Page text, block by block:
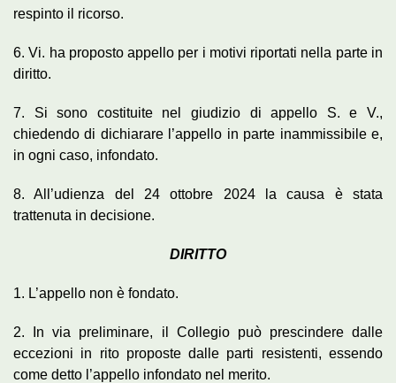
respinto il ricorso.
6. Vi. ha proposto appello per i motivi riportati nella parte in
diritto.
7. Si sono costituite nel giudizio di appello S. e V.,
chiedendo di dichiarare l’appello in parte inammissibile e,
in ogni caso, infondato.
8. All’udienza del 24 ottobre 2024 la causa è stata
trattenuta in decisione.
DIRITTO
1. L’appello non è fondato.
2. In via preliminare, il Collegio può prescindere dalle
eccezioni in rito proposte dalle parti resistenti, essendo
come detto l’appello infondato nel merito.